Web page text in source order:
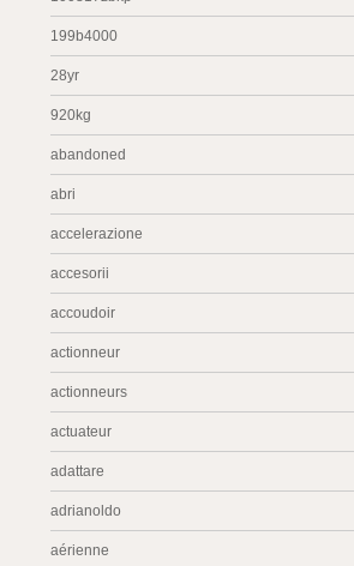
199b4000
28yr
920kg
abandoned
abri
accelerazione
accesorii
accoudoir
actionneur
actionneurs
actuateur
adattare
adrianoldo
aérienne